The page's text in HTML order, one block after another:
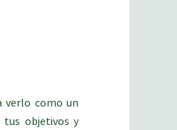
verlo como un
tus objetivos y